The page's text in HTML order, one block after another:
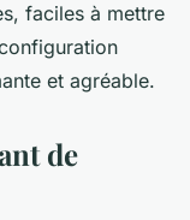
faciles à mettre
et agréable.
de